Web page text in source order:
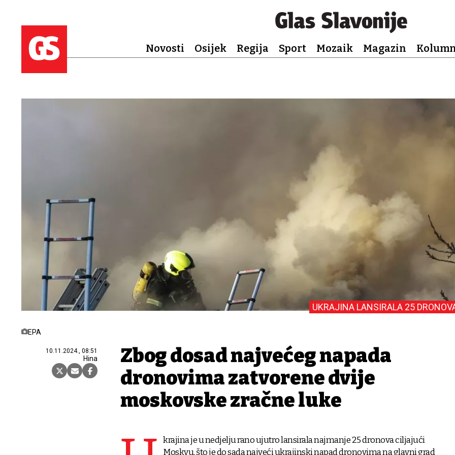
Novosti Osijek Regija Sport Mozaik Magazin
EPA
10.11.2024., 08:51
Hina
UKRAJINA LANSIRALA 25
Zbog dosad najvećeg napada
dronovima zatvorene dvije
moskovske zračne luke
krajina je u nedjelju rano ujutro lansirala najmanje 25 dronova ciljajući
Moskvu, što je do sada najveći ukrajinski napad dronovima na glavni grad